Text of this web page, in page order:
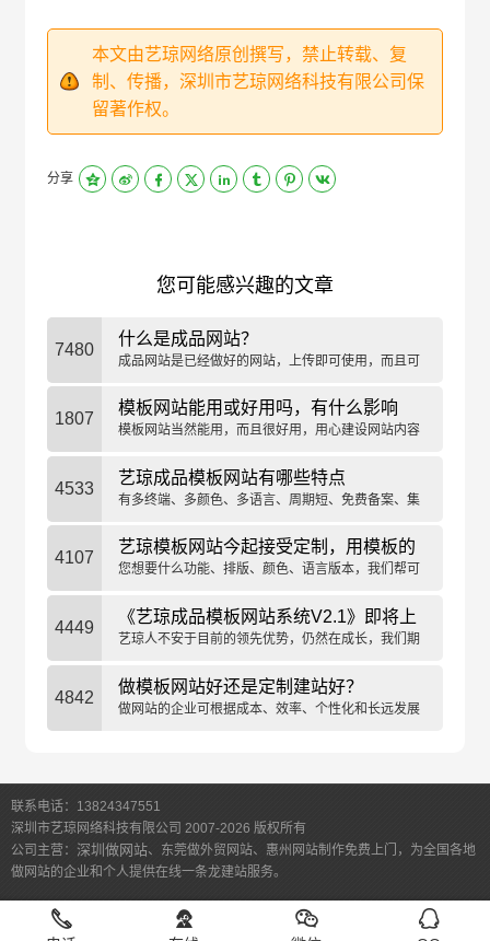
本文由艺琼网络原创撰写，禁止转载、复
制、传播，深圳市艺琼网络科技有限公司保
留著作权。
分享
您可能感兴趣的文章
7480
什么是成品网站？
成品网站是已经做好的网站，上传即可使用，而且可
1807
模板网站能用或好用吗，有什么影响
模板网站当然能用，而且很好用，用心建设网站内容
4533
艺琼成品模板网站有哪些特点
有多终端、多颜色、多语言、周期短、免费备案、集
4107
艺琼模板网站今起接受定制，用模板的
价，做定制的网站
您想要什么功能、排版、颜色、语言版本，我们帮可
4449
《艺琼成品模板网站系统V2.1》即将上
线
艺琼人不安于目前的领先优势，仍然在成长，我们期
4842
做模板网站好还是定制建站好？
做网站的企业可根据成本、效率、个性化和长远发展
联系电话：13824347551
深圳市艺琼网络科技有限公司 2007-2026 版权所有
公司主营： 深圳做网站、东莞做外贸网站、惠州网站制作免费上门，为全国各地
做网站的企业和个人提供在线一条龙建站服务。